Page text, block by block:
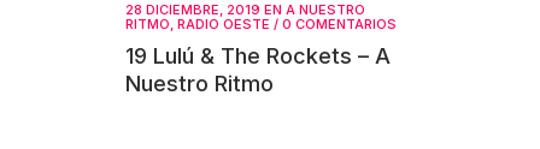
28 DICIEMBRE, 2019 EN A NUESTRO
RITMO, RADIO OESTE / 0 COMENTARIOS
19 Lulú & The Rockets – A
Nuestro Ritmo